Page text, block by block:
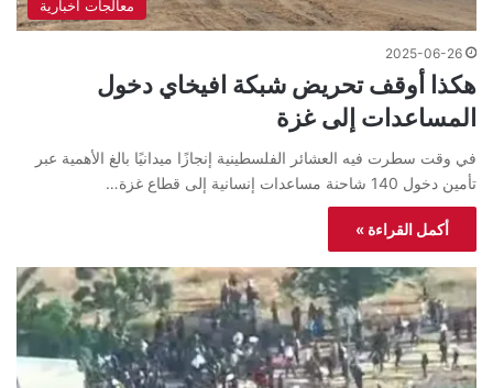
معالجات اخبارية
2025-06-26
هكذا أوقف تحريض شبكة افيخاي دخول
المساعدات إلى غزة
في وقت سطرت فيه العشائر الفلسطينية إنجازًا ميدانيًا بالغ الأهمية عبر
تأمين دخول 140 شاحنة مساعدات إنسانية إلى قطاع غزة…
أكمل القراءة »